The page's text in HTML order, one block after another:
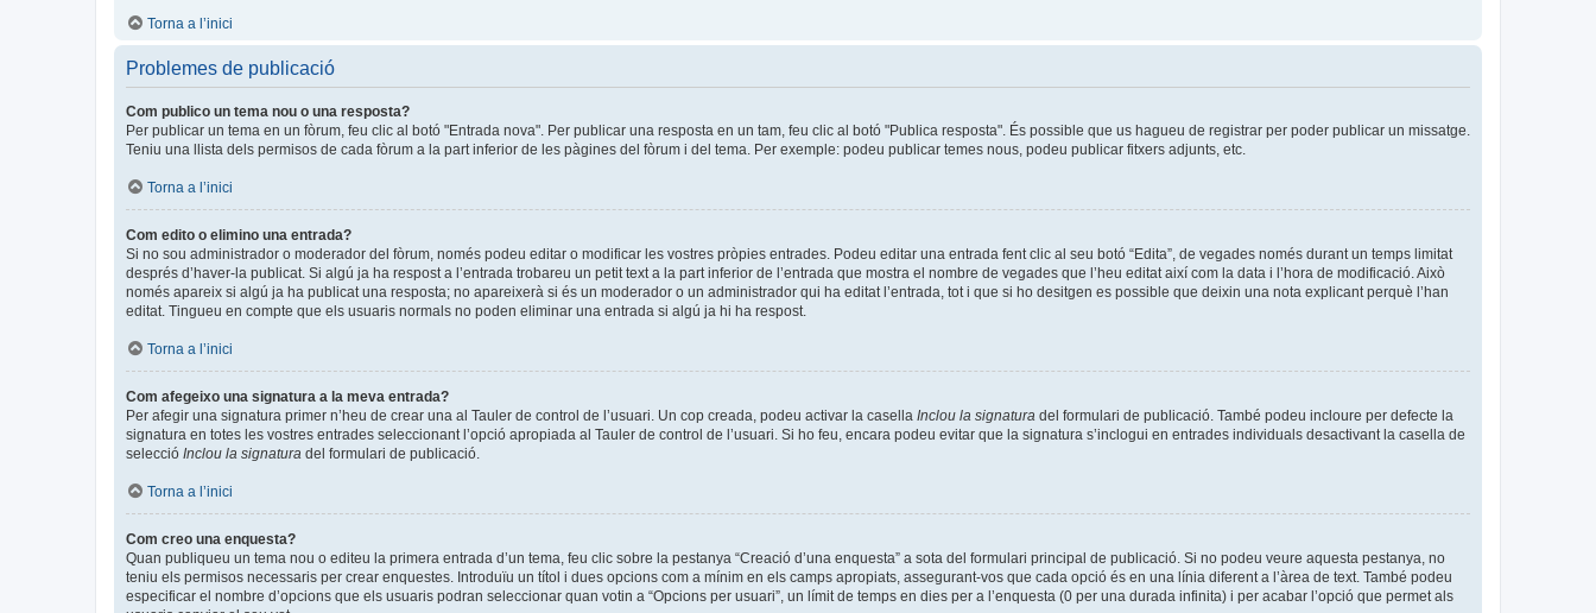
Torna a l’inici
Problemes de publicació
Com publico un tema nou o una resposta?
Per publicar un tema en un fòrum, feu clic al botó "Entrada nova". Per publicar una resposta en un tam, feu clic al botó "Publica resposta". És possible que us hagueu de registrar per poder publicar un missatge.
Teniu una llista dels permisos de cada fòrum a la part inferior de les pàgines del fòrum i del tema. Per exemple: podeu publicar temes nous, podeu publicar fitxers adjunts, etc.
Torna a l’inici
Com edito o elimino una entrada?
Si no sou administrador o moderador del fòrum, només podeu editar o modificar les vostres pròpies entrades. Podeu editar una entrada fent clic al seu botó “Edita”, de vegades només durant un temps limitat
després d’haver-la publicat. Si algú ja ha respost a l’entrada trobareu un petit text a la part inferior de l’entrada que mostra el nombre de vegades que l’heu editat així com la data i l’hora de modificació. Això
només apareix si algú ja ha publicat una resposta; no apareixerà si és un moderador o un administrador qui ha editat l’entrada, tot i que si ho desitgen es possible que deixin una nota explicant perquè l’han
editat. Tingueu en compte que els usuaris normals no poden eliminar una entrada si algú ja hi ha respost.
Torna a l’inici
Com afegeixo una signatura a la meva entrada?
Per afegir una signatura primer n’heu de crear una al Tauler de control de l’usuari. Un cop creada, podeu activar la casella Inclou la signatura del formulari de publicació. També podeu incloure per defecte la
signatura en totes les vostres entrades seleccionant l’opció apropiada al Tauler de control de l’usuari. Si ho feu, encara podeu evitar que la signatura s’inclogui en entrades individuals desactivant la casella de
selecció Inclou la signatura del formulari de publicació.
Torna a l’inici
Com creo una enquesta?
Quan publiqueu un tema nou o editeu la primera entrada d’un tema, feu clic sobre la pestanya “Creació d’una enquesta” a sota del formulari principal de publicació. Si no podeu veure aquesta pestanya, no
teniu els permisos necessaris per crear enquestes. Introduïu un títol i dues opcions com a mínim en els camps apropiats, assegurant-vos que cada opció és en una línia diferent a l’àrea de text. També podeu
especificar el nombre d’opcions que els usuaris podran seleccionar quan votin a “Opcions per usuari”, un límit de temps en dies per a l’enquesta (0 per una durada infinita) i per acabar l’opció que permet als